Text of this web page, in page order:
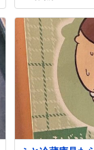
信
数
ポ
ス
ト
数